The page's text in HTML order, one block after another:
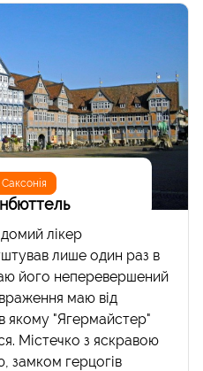
лікер
лише один раз в
його неперевершений
маю від
якому "Ягермайстер"
Містечко з яскравою
замком герцогів